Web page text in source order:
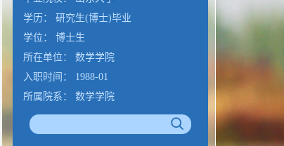
学历： 研究生(博士)毕业
学位： 博士生
所在单位： 数学学院
入职时间： 1988-01
所属院系： 数学学院
学科：概率论与数理统计
统计学学科